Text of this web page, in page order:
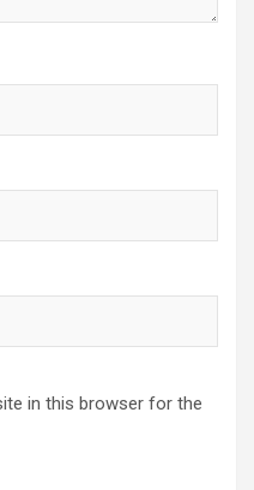
in this browser for the